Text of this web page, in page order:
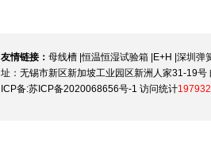
友情链接： 母线槽 |恒温恒湿试验箱 E+H 深圳弹
址：无锡市新区新加坡工业园区新洲人家31-19号
ICP备:苏ICP备2020068656号-1 访问统计197932